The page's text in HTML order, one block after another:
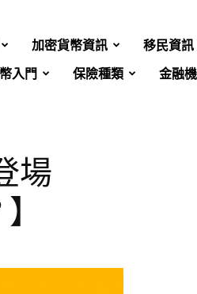
加密貨幣資訊 移民資訊
入門 保險種類 金融
場